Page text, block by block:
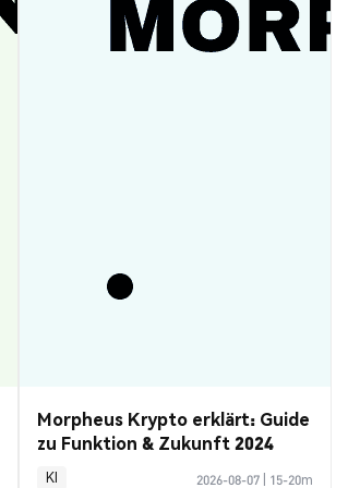
Morpheus Krypto erklärt: Guide
zu Funktion & Zukunft 2024
KI 2026-08-07 15-20m